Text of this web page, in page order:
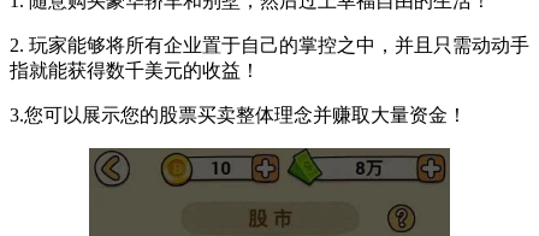
2. 玩家能够将所有企业置于自己的掌控之中，并且只需动动手
指就能获得数千美元的收益！
3.您可以展示您的股票买卖整体理念并赚取大量资金！